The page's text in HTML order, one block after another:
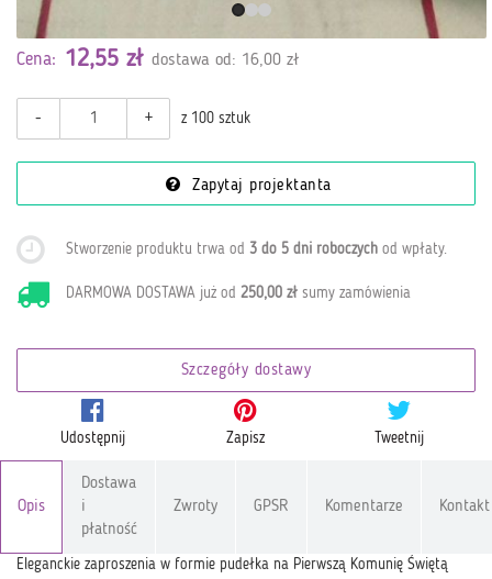
Cena: 12,55 zł dostawa od: 16,00 zł
- + z 100 sztuk
Zapytaj projektanta
Stworzenie produktu trwa od3 do 5 dni roboczych od wpłaty.
DARMOWA DOSTAWA już od250,00 zł sumy zamówienia
Szczegóły dostawy
Udostępnij Zapisz Tweetnij
Opis
Dostawa
i
płatność
Zwroty GPSR Komentarze Kontakt
Eleganckie zaproszenia w formie pudełka na Pierwszą Komunię Świętą